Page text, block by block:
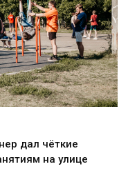
дал чёткие
на улице